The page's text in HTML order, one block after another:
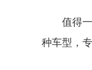
值得一
种车型，